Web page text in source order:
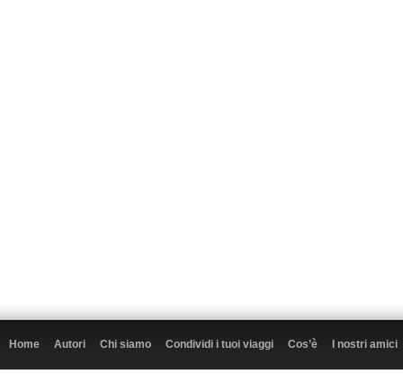
Home Autori Chi siamo Condividi i tuoi viaggi Cos’è I nostri amici